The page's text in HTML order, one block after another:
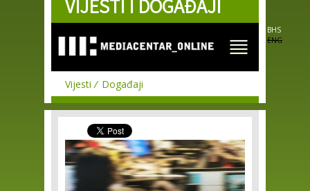
Skip to
main
VIJESTI I DOGAĐAJI
BHS
ENG
Vijesti Događaji